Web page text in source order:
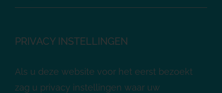
PRIVACY INSTELLINGEN
Als u deze website voor het eerst bezoekt
zag u privacy instellingen waar uw